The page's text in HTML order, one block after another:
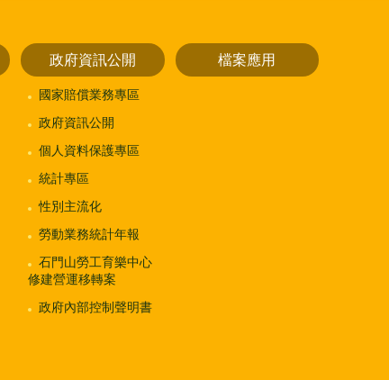
政府資訊公開
國家賠償業務專區
政府資訊公開
個人資料保護專區
統計專區
性別主流化
勞動業務統計年報
石門山勞工育樂中心
修建營運移轉案
政府內部控制聲明書
檔案應用